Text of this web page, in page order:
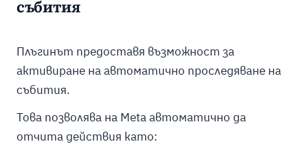
събития
Плъгинът предоставя възможност за
активиране на автоматично проследяване на
събития.
Това позволява на Meta автоматично да
отчита действия като: